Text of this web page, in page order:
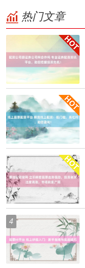
热门文章
4